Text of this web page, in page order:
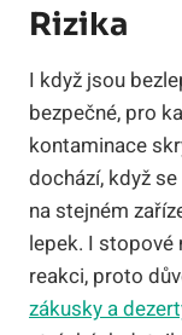
Rizika
I když jsou
bezpečné, pro
kontaminace
dochází, když
na stejném
lepek. I
reakci, proto
zákusky a